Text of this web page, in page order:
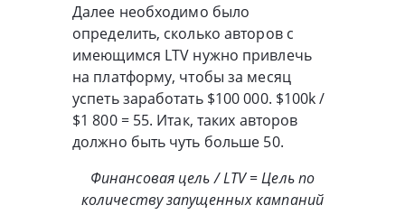
Далее необходимо было
определить, сколько авторов с
имеющимся LTV нужно привлечь
на платформу, чтобы за месяц
успеть заработать $100 000. $100k /
$1 800 = 55. Итак, таких авторов
должно быть чуть больше 50.
Финансовая цель / LTV = Цель по
количеству запущенных кампаний